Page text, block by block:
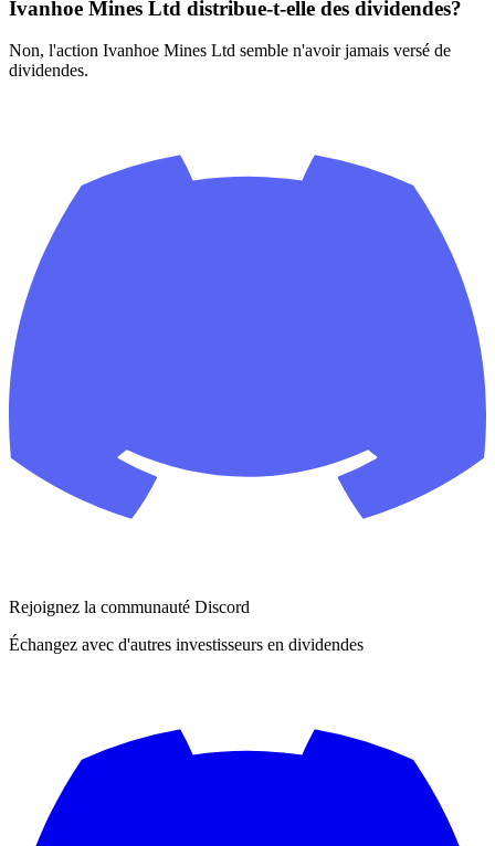
Ivanhoe Mines Ltd distribue-t-elle des dividendes?
Non, l'action Ivanhoe Mines Ltd semble n'avoir jamais versé de
dividendes.
Rejoignez la communauté Discord
Échangez avec d'autres investisseurs en dividendes